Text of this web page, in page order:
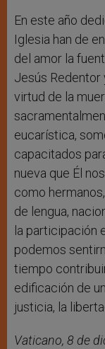
En este año
Iglesia han de
del amor la
Jesús Redentor
virtud de la
eucarística,
capacitados
nueva que Él
como
de lengua,
la participación
podemos
tiempo
edificación de
justicia, la
Vaticano, 8 de